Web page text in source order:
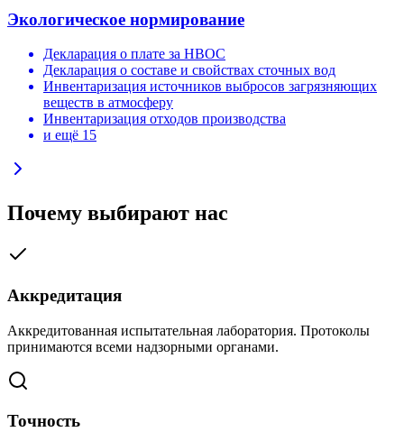
Экологическое нормирование
Декларация о плате за НВОС
Декларация о составе и свойствах сточных вод
Инвентаризация источников выбросов загрязняющих
веществ в атмосферу
Инвентаризация отходов производства
и ещё 15
Почему выбирают нас
Аккредитация
Аккредитованная испытательная лаборатория. Протоколы
принимаются всеми надзорными органами.
Точность